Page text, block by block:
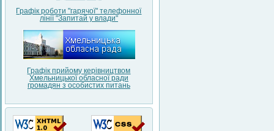
Графік роботи "гарячої" телефонної
лінії "Запитай у влади"
Графік прийому керівництвом
Хмельницької обласної ради
громадян з особистих питань